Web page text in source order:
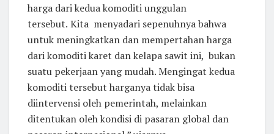
harga dari kedua komoditi unggulan
tersebut. Kita menyadari sepenuhnya bahwa
untuk meningkatkan dan mempertahan harga
dari komoditi karet dan kelapa sawit ini, bukan
suatu pekerjaan yang mudah. Mengingat kedua
komoditi tersebut harganya tidak bisa
diintervensi oleh pemerintah, melainkan
ditentukan oleh kondisi di pasaran global dan